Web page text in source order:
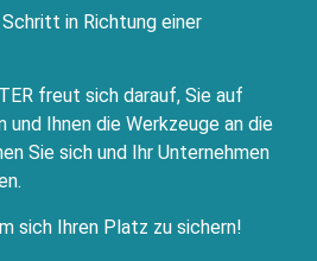
in Richtung einer
freut sich darauf, Sie auf
und Ihnen die Werkzeuge an die
Sie sich und Ihr Unternehmen
sich Ihren Platz zu sichern!